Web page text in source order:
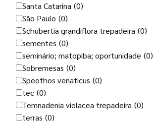
Santa Catarina (0)
São Paulo (0)
Schubertia grandiflora trepadeira (0)
sementes (0)
seminário; matopiba; oportunidade (0)
Sobremesas (0)
Speothos venaticus (0)
tec (0)
Temnadenia violacea trepadeira (0)
terras (0)